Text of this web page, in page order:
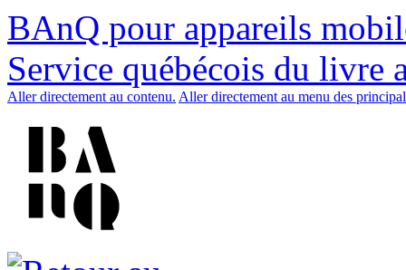
BAnQ pour appareils
Service québécois du livre
Aller directement au contenu. Aller directement au menu des